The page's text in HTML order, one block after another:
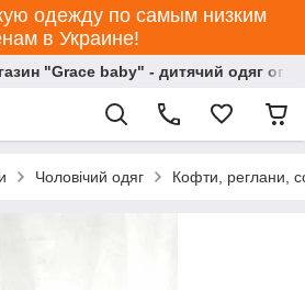
одежду по самым низким
в Украине!
"Grace baby" - дитячий одяг
Чоловічий одяг Кофти, реглани,